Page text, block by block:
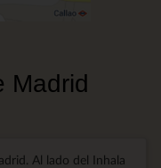
Madrid
Al lado del Inhala